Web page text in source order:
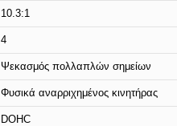
10.3:1
4
Ψεκασμός πολλαπλών σημείων
Φυσικά αναρριχημένος κινητήρας
DOHC